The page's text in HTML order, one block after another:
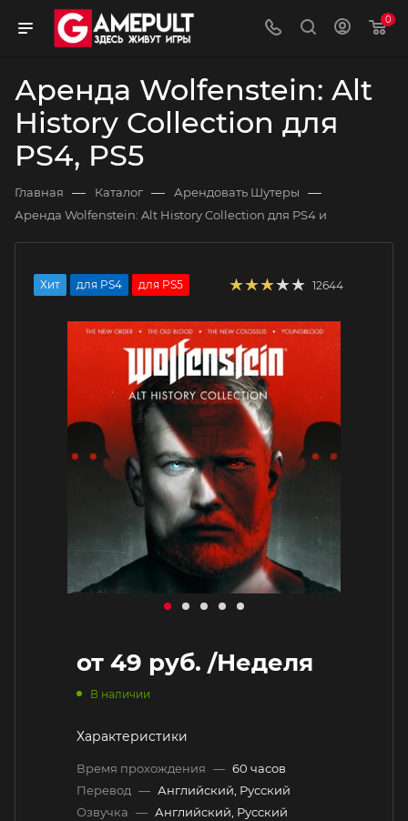
0
Аренда Wolfenstein: Alt
History Collection для
PS4, PS5
Главная — Каталог — Арендовать Шутеры —
Аренда Wolfenstein: Alt History Collection для PS4 и
Хит для PS4 для PS5 12644
от 49 руб. /Неделя
В наличии
Характеристики
Время прохождения — 60 часов
Перевод — Английский, Русский
Озвучка — Английский, Русский